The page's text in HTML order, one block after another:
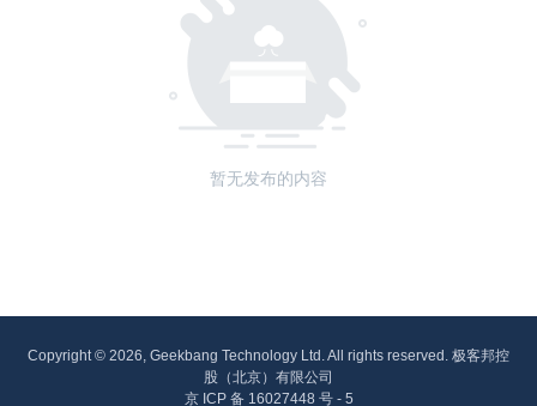
暂无发布的内容
Copyright © 2026, Geekbang Technology Ltd. All rights reserved. 极客邦控
股（北京）有限公司
京 ICP 备 16027448 号 - 5